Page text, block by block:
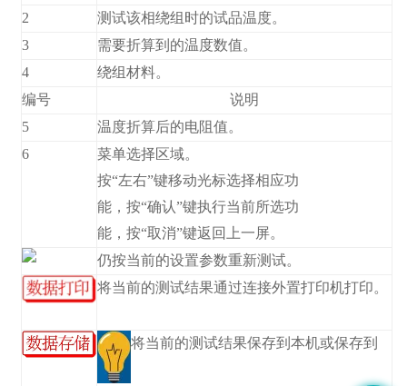
2
测试该相绕组时的试品温度。
3
需要折算到的温度数值。
4
绕组材料。
编号
说明
5
温度折算后的电阻值。
6
菜单选择区域。
按“左右”键移动光标选择相应功
能，按“确认”键执行当前所选功
能，按“取消”键返回上一屏。
仍按当前的设置参数重新测试。
将当前的测试结果通过连接外置打印机打印。
将当前的测试结果保存到本机或保存到